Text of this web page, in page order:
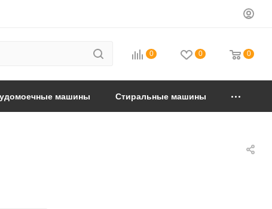
0 0 0
машины Стиральные машины